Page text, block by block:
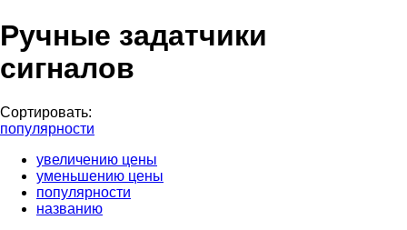
Ручные задатчики
сигналов
Сортировать:
популярности
увеличению цены
уменьшению цены
популярности
названию